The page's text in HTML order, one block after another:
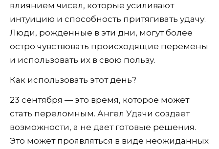
влиянием чисел, которые усиливают
интуицию и способность притягивать удачу.
Люди, рожденные в эти дни, могут более
остро чувствовать происходящие перемены
и использовать их в свою пользу.
Как использовать этот день?
23 сентября — это время, которое может
стать переломным. Ангел Удачи создает
возможности, а не дает готовые решения.
Это может проявляться в виде неожиданных